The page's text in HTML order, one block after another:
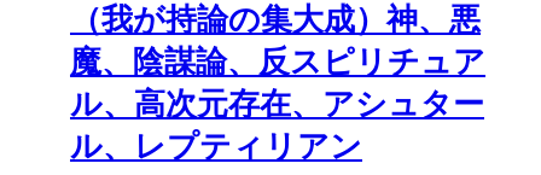
（我が持論の集大成）神、悪
魔、陰謀論、反スピリチュア
ル、高次元存在、アシュター
ル、レプティリアン